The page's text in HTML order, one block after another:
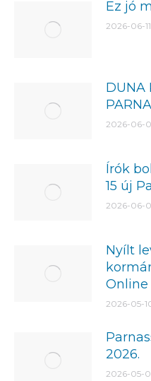
Ez jó
2026-06-11
DUNA
2026-06-
Írók
15 új
2026-06-
Nyílt
Online
2026-05-
2026.
2026-05-